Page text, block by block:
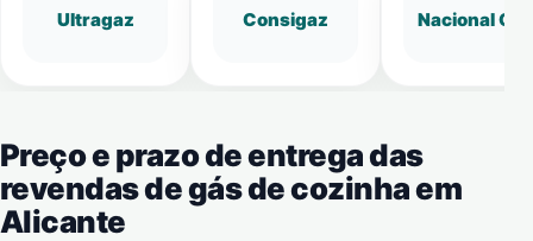
Ultragaz Consigaz Nacional Gás
Preço e prazo de entrega das
revendas de gás de cozinha em
Alicante